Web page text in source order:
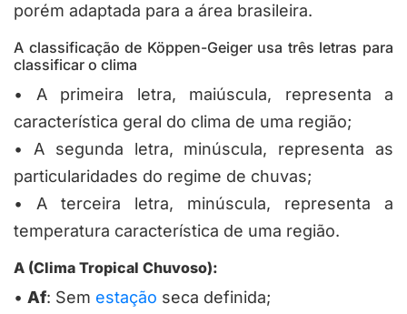
porém adaptada para a área brasileira.
A classificação de Köppen-Geiger usa três letras para
classificar o clima
• A primeira letra, maiúscula, representa a
característica geral do clima de uma região;
• A segunda letra, minúscula, representa as
particularidades do regime de chuvas;
• A terceira letra, minúscula, representa a
temperatura característica de uma região.
A (Clima Tropical Chuvoso):
• Af: Sem estação seca definida;